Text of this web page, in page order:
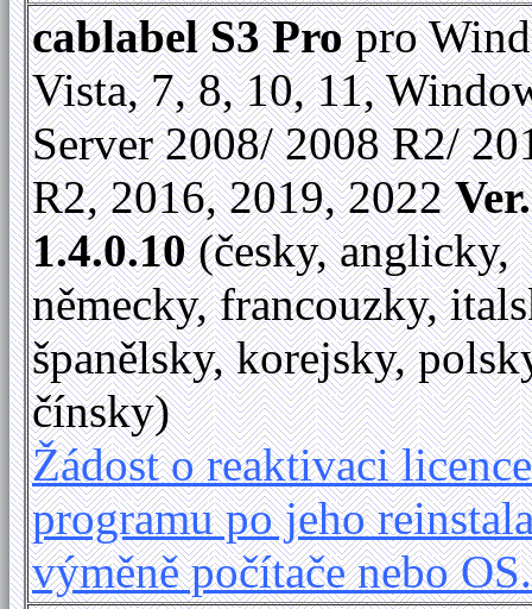
cablabel S3 Propro
Vista, 7, 8, 10, 11,
Server 2008/ 2008 R2/
R2, 2016, 2019, 2022Ver.
1.4.0.10(česky, anglicky,
německy, francouzky,
španělsky, korejsky,
čínsky)
Žádost o reaktivaci licence
programu po jeho
výměně počítače nebo